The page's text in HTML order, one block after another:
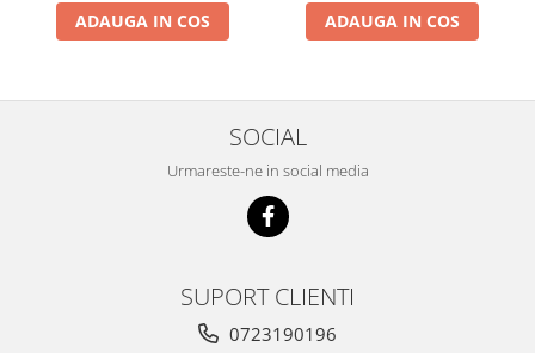
ADAUGA IN COS ADAUGA IN COS
SOCIAL
Urmareste-ne in social media
SUPORT CLIENTI
0723190196